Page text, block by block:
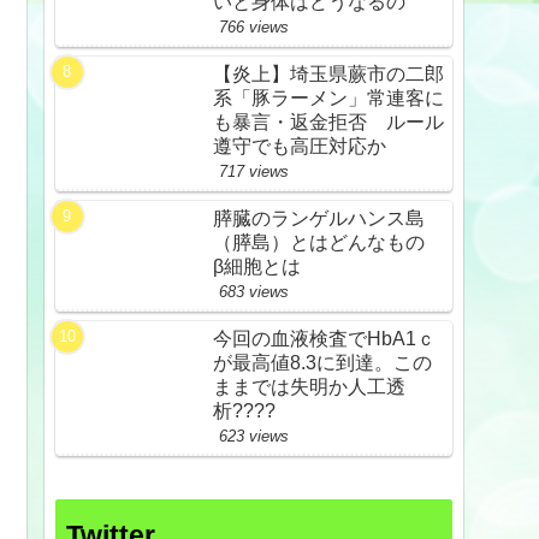
766 views
【炎上】埼玉県蕨市の二郎
系「豚ラーメン」常連客に
も暴言・返金拒否 ルール
遵守でも高圧対応か
717 views
膵臓のランゲルハンス島
（膵島）とはどんなもの
β細胞とは
683 views
今回の血液検査でHbA1ｃ
が最高値8.3に到達。この
ままでは失明か人工透
析????
623 views